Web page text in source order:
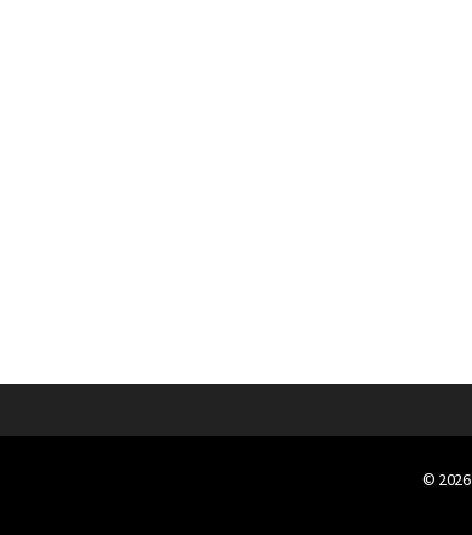
© 2026